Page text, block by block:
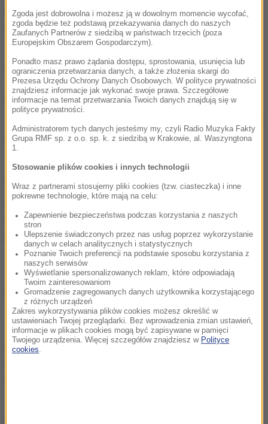
pracę, usiłowali oni zalogować się na stronie
Departamentu Pracy lub zgłosić się telefonicznie, by
dostać zasiłek. Czasem radzono im, by składali
wniosek faksem.
Systemy stanowe zawiodły. Nawet jeśli bezrobotni
trudności, nie dostawali odpowiedzi.
"NYT" pisze o problemach kierowcy Mohammeda
Saifual Islama z dzielnicy Queens. Musiał udać się
do sklepu mimo epidemii, aby tam przefaksować
wymagane dokumentu do stolicy stanu, Albany.Jak
powiedział, dotarcie do kogoś, kto mógłby wyjaśnić,
co zrobić w celu skompletowania procesu
aplikacyjnego, zajęło mu cztery dni- pisze
nowojorska gazeta.
Jeden z nowojorczyków, którzy stracili pracę, mówił
w telewizji NBC, że dzwonił do Departamentu Pracy
Zgoda jest dobrowolna i możesz ją w dowolnym momencie wycofać,
zgoda będzie też podstawą przekazywania danych do naszych
Zaufanych Partnerów z siedzibą w państwach trzecich (poza
Europejskim Obszarem Gospodarczym).
Ponadto masz prawo żądania dostępu, sprostowania, usunięcia lub
ograniczenia przetwarzania danych, a także złożenia skargi do
Prezesa Urzędu Ochrony Danych Osobowych. W polityce prywatności
znajdziesz informacje jak wykonać swoje prawa. Szczegółowe
informacje na temat przetwarzania Twoich danych znajdują się w
polityce prywatności.
Administratorem tych danych jesteśmy my, czyli Radio Muzyka Fakty
Grupa RMF sp. z o.o. sp. k. z siedzibą w Krakowie, al. Waszyngtona
1.
Stosowanie plików cookies i innych technologii
Wraz z partnerami stosujemy pliki cookies (tzw. ciasteczka) i inne
pokrewne technologie, które mają na celu:
Zapewnienie bezpieczeństwa podczas korzystania z naszych
stron
Ulepszenie świadczonych przez nas usług poprzez wykorzystanie
danych w celach analitycznych i statystycznych
Poznanie Twoich preferencji na podstawie sposobu korzystania z
naszych serwisów
Wyświetlanie spersonalizowanych reklam, które odpowiadają
Twoim zainteresowaniom
Gromadzenie zagregowanych danych użytkownika korzystającego
z różnych urządzeń
Zakres wykorzystywania plików cookies możesz określić w
ustawieniach Twojej przeglądarki. Bez wprowadzenia zmian ustawień,
informacje w plikach cookies mogą być zapisywane w pamięci
Twojego urządzenia. Więcej szczegółów znajdziesz w Polityce
cookies.